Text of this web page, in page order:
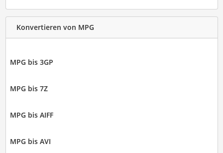
Konvertieren von MPG
MPG bis 3GP
MPG bis 7Z
MPG bis AIFF
MPG bis AVI